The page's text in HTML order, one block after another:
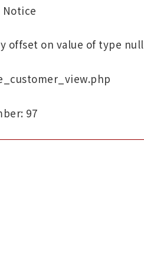
offset on value of type null
97